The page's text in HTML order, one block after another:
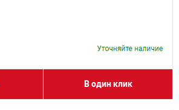
В один клик